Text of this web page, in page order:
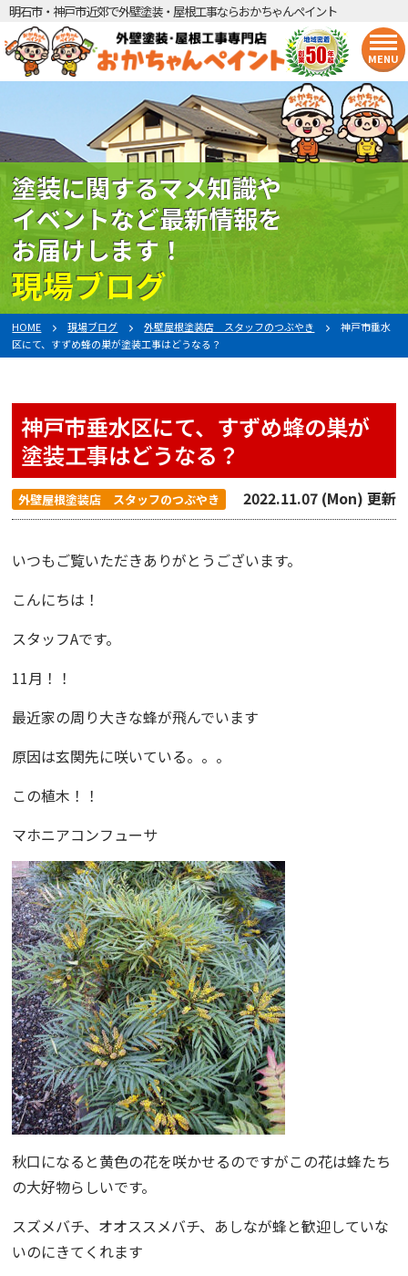
明石市・神戸市近郊で外壁塗装・屋根工事ならおかちゃんペイント
MENU
塗装に関するマメ知識や
イベントなど最新情報を
お届けします！
現場ブログ
HOME 現場ブログ 外壁屋根塗装店 スタッフのつぶやき
神戸市垂水
区にて、すずめ蜂の巣が塗装工事はどうなる？
神戸市垂水区にて、すずめ蜂の巣が
塗装工事はどうなる？
外壁屋根塗装店 スタッフのつぶやき 2022.11.07 (Mon) 更新
いつもご覧いただきありがとうございます。
こんにちは！
スタッフAです。
11月！！
最近家の周り大きな蜂が飛んでいます
原因は玄関先に咲いている。。。
この植木！！
マホニアコンフューサ
秋口になると黄色の花を咲かせるのですがこの花は蜂たち
の大好物らしいです。
スズメバチ、オオススメバチ、あしなが蜂と歓迎していな
いのにきてくれます